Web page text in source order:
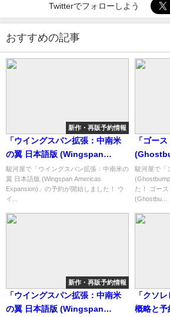
Twitterでフォローしよう
おすすめの記事
新作・再販予約情報
「ウイングスパン拡張：中南米
の翼 日本語版 (Wingspan
Americas Expansion)」の概略
と予約購入可能なショップ紹
介！
駿河屋で「ウイングスパン拡張：中南米の
翼 日本語版 (Wingspan Americas
Expansion)」の予約が開始しました！ ウ
イ...
「ゴー
約購入可
駿河屋で「
た！ ゴー
(Ghostbu...
新作・再販予約情報
「ウイングスパン拡張：中南米
の翼 日本語版 (Wingspan
「クソ
概略と予